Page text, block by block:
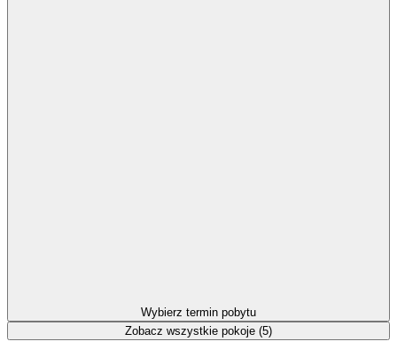
Wybierz termin pobytu
Zobacz wszystkie pokoje (5)